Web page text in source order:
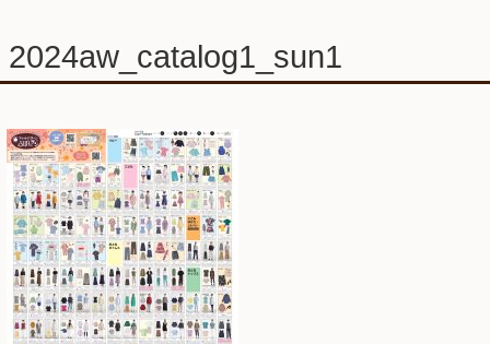
2024aw_catalog1_sun1